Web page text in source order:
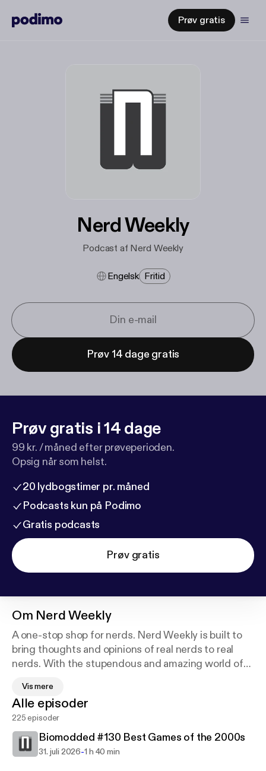
Prøv gratis
Nerd Weekly
Podcast af Nerd Weekly
Engelsk Fritid
Prøv 14 dage gratis
Prøv gratis i 14 dage
99 kr. / måned efter prøveperioden.
Opsig når som helst.
20 lydbogstimer pr. måned
Podcasts kun på Podimo
Gratis podcasts
Prøv gratis
Om Nerd Weekly
A one-stop shop for nerds. Nerd Weekly is built to
bring thoughts and opinions of real nerds to real
nerds. With the stupendous and amazing world of
cinema and movies in Reel It In; and the interactive
art of video games in Biomodded.
Vis mere
Alle episoder
225 episoder
Biomodded #130 Best Games of the 2000s
31. juli 2026-1 h 40 min